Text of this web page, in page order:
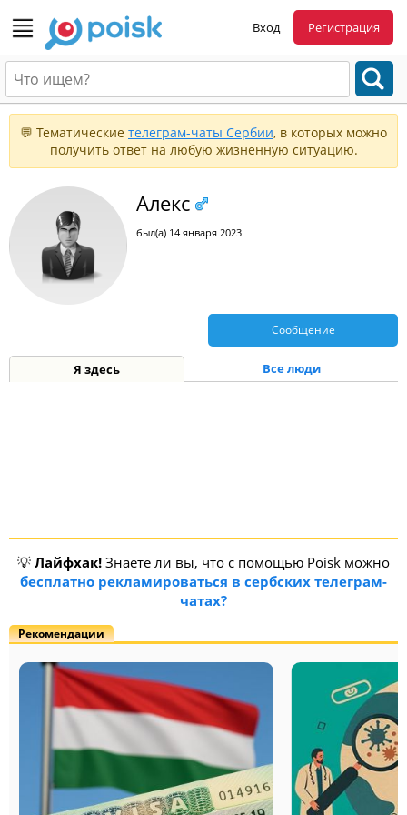
Вход Регистрация
💬 Тематические телеграм-чаты Сербии, в которых можно
получить ответ на любую жизненную ситуацию.
Алекс
был(а) 14 января 2023
Сообщение
Я здесь Все люди
💡 Лайфхак! Знаете ли вы, что с помощью Poisk можно
бесплатно рекламироваться в сербских телеграм-
чатах?
Рекомендации